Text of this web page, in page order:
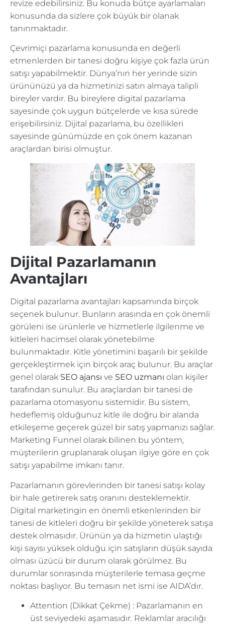
revize edebilirsiniz. Bu konuda bütçe ayarlamaları
konusunda da sizlere çok büyük bir olanak
tanınmaktadır.
Çevrimiçi pazarlama konusunda en değerli
etmenlerden bir tanesi doğru kişiye çok fazla ürün
satışı yapabilmektir. Dünya’nın her yerinde sizin
ürününüzü ya da hizmetinizi satın almaya talipli
bireyler vardır. Bu bireylere digital pazarlama
sayesinde çok uygun bütçelerde ve kısa sürede
erişebilirsiniz. Dijital pazarlama, bu özellikleri
sayesinde günümüzde en çok önem kazanan
araçlardan birisi olmuştur.
Dijital Pazarlamanın
Avantajları
Digital pazarlama avantajları kapsamında birçok
seçenek bulunur. Bunların arasında en çok önemli
görüleni ise ürünlerle ve hizmetlerle ilgilenme ve
kitleleri hacimsel olarak yönetebilme
bulunmaktadır. Kitle yönetimini başarılı bir şekilde
gerçekleştirmek için birçok araç bulunur. Bu araçlar
genel olarak SEO ajansı ve SEO uzmanı olan kişiler
tarafından sunulur. Bu araçlardan bir tanesi de
pazarlama otomasyonu sistemidir. Bu sistem,
hedeflemiş olduğunuz kitle ile doğru bir alanda
etkileşeme geçerek güzel bir satış yapmanızı sağlar.
Marketing Funnel olarak bilinen bu yöntem,
müşterilerin gruplanarak oluşan ilgiye göre en çok
satışı yapabilme imkanı tanır.
Pazarlamanın görevlerinden bir tanesi satışı kolay
bir hale getirerek satış oranını desteklemektir.
Digital marketingin en önemli etkenlerinden bir
tanesi de kitleleri doğru bir şekilde yöneterek satışa
destek olmasıdır. Ürünün ya da hizmetin ulaştığı
kişi sayısı yüksek olduğu için satışların düşük sayıda
olması üzücü bir durum olarak görülmez. Bu
durumlar sonrasında müşterilerle temasa geçme
noktası başlıyor. Bu temasın net ismi ise AIDA’dır.
Attention (Dikkat Çekme) : Pazarlamanın en
üst seviyedeki aşamasıdır. Reklamlar aracılığı